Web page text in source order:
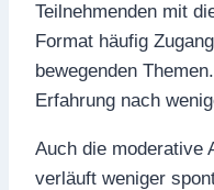
Teilnehmenden mit
Format häufig
bewegenden
Erfahrung nach
Auch die moderative
verläuft weniger